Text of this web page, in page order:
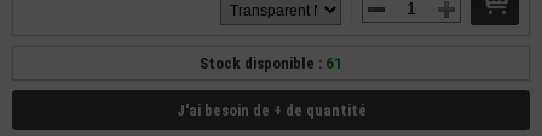
Stock disponible : 61
J'ai besoin de + de quantité